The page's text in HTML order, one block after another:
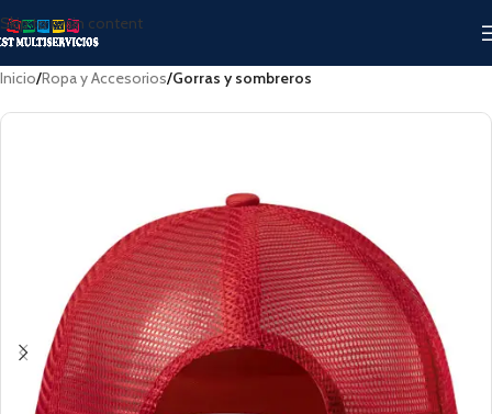
Skip to main content
Inicio Ropa y Accesorios Gorras y sombreros